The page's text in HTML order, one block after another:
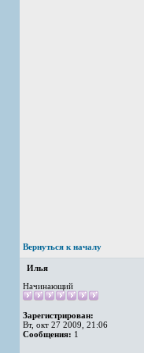
Вернуться к началу
Илья
Начинающий
Зарегистрирован:
Вт, окт 27 2009, 21:06
Сообщения: 1